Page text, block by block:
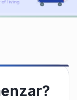
Holy blue!